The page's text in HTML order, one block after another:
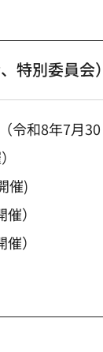
特別委員会）
和8年7月30
催)
）
）